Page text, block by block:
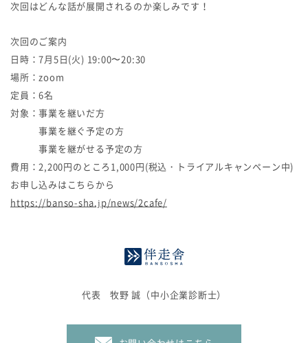
次回はどんな話が展開されるのか楽しみです！
次回のご案内
日時：7月5日(火) 19:00〜20:30
場所：zoom
定員：6名
対象：事業を継いだ方
事業を継ぐ予定の方
事業を継がせる予定の方
費用：2,200円のところ1,000円(税込・トライアルキャンペーン中)
お申し込みはこちらから
https://banso-sha.jp/news/2cafe/
代表 牧野 誠（中小企業診断士）